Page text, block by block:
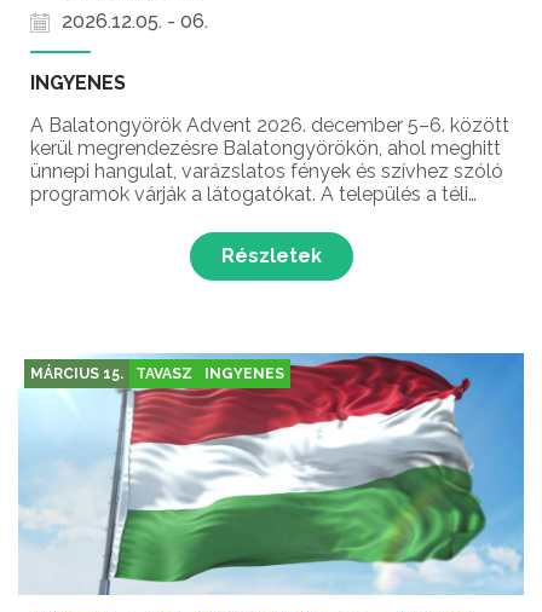
2026.12.05. - 06.
INGYENES
A Balatongyörök Advent 2026. december 5–6. között
kerül megrendezésre Balatongyörökön, ahol meghitt
ünnepi hangulat, varázslatos fények és szívhez szóló
programok várják a látogatókat. A település a téli
karácsony közeledtével ünnepi díszbe öltözik, é...
Részletek
MÁRCIUS 15. TAVASZ INGYENES